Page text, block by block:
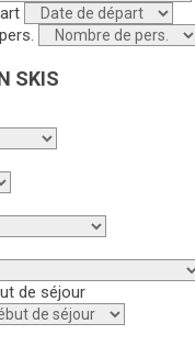
SKIS
de séjour